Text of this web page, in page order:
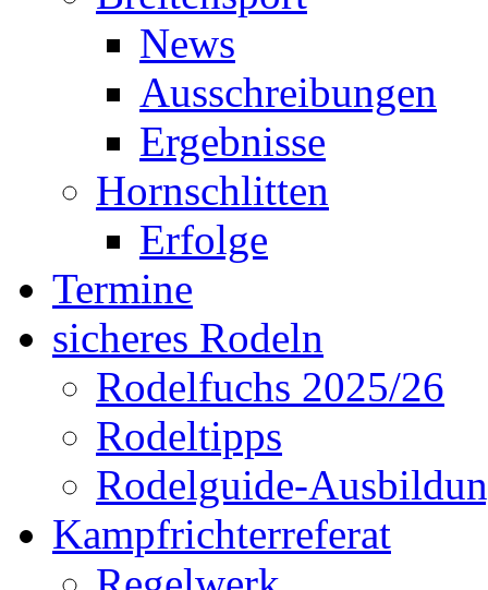
News
Ausschreibungen
Ergebnisse
Hornschlitten
Erfolge
Termine
sicheres Rodeln
Rodelfuchs 2025/26
Rodeltipps
Rodelguide-
Kampfrichterreferat